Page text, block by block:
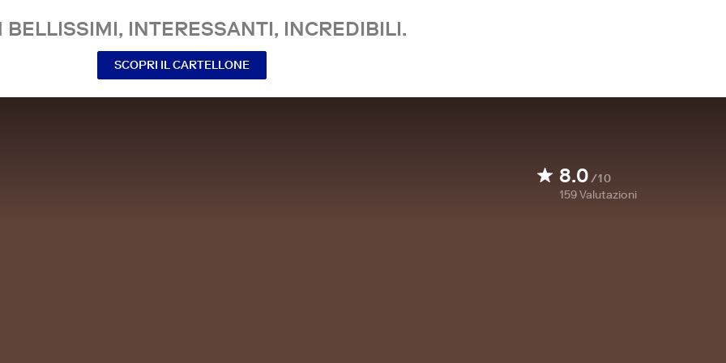
BELLISSIMI, INTERESSANTI, INCREDIBILI.
SCOPRI IL CARTELLONE
8.0/10
159Valutazioni